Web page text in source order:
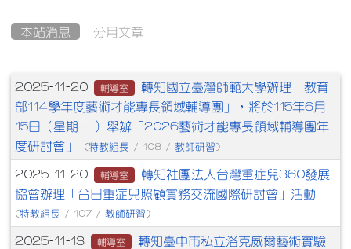
本站消息 分月文章
文章列表
2025-11-20 輔導室
轉知國立臺灣師範大學辦理「教育
部114學年度藝術才能專長領域輔導團」，將於115年6月
15日（星期 一）舉辦「2026藝術才能專長領域輔導團年
度研討會」
(特教組長 / 108 / 教師研習 )
2025-11-20 輔導室
轉知社團法人台灣重症兒360發展
協會辦理「台日重症兒照顧實務交流國際研討會」活動
(特教組長 / 107 / 教師研習 )
2025-11-13 輔導室
轉知臺中市私立洛克威爾藝術實驗